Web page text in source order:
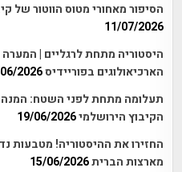
הסיפור מאחורי מטוס הווטור של
11/07/2026
היסטוריה מתחת לרגליים |
הארכיאולוגים בפוריידיס2026
תעלומה מתחת לפני השטח:
הקיבוץ הירושלמי19/06/2026
החזירו את ההיסטוריה! מטבעות
מארצות הברית15/06/2026